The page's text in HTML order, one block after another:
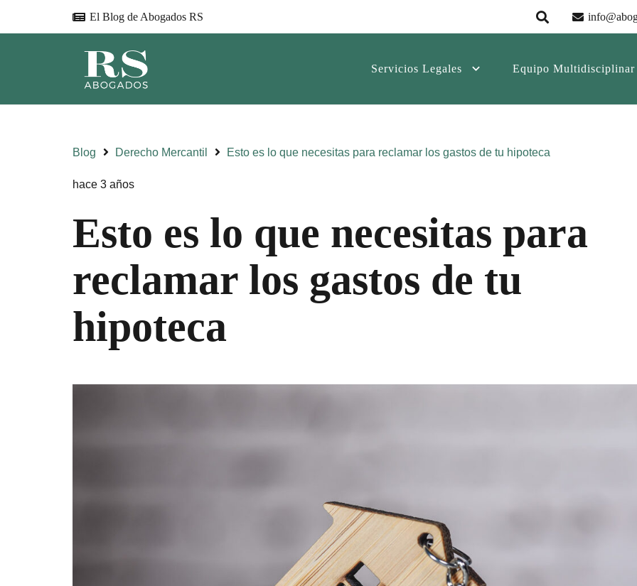
El Blog de Abogados RS
Servicios Legales Equipo Multidisciplinar
Blog Derecho Mercantil Esto es lo que necesitas para reclamar los gastos de tu hipoteca
hace 3 años
Esto es lo que necesitas para
reclamar los gastos de tu
hipoteca